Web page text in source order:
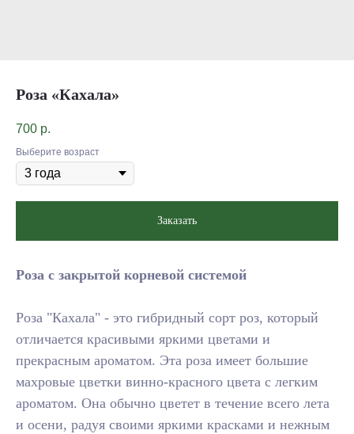
Роза «Кахала»
700 р.
Выберите возраст
Заказать
Роза с закрытой корневой системой
Роза "Кахала" - это гибридный сорт роз, который
отличается красивыми яркими цветами и
прекрасным ароматом. Эта роза имеет большие
махровые цветки винно-красного цвета с легким
ароматом. Она обычно цветет в течение всего лета
и осени, радуя своими яркими красками и нежным